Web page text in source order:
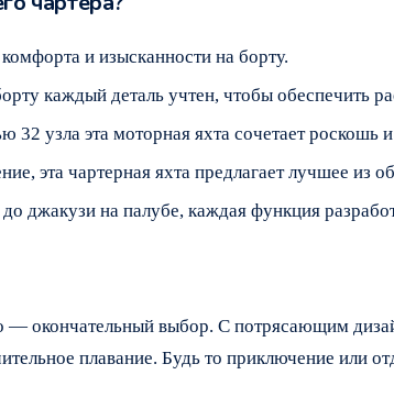
и изысканности на борту.
каждый деталь учтен, чтобы обеспечить
32 узла эта моторная яхта сочетает роскошь
эта чартерная яхта предлагает лучшее из
джакузи на палубе, каждая функция
— окончательный выбор. С потрясающим
плавание. Будь то приключение или